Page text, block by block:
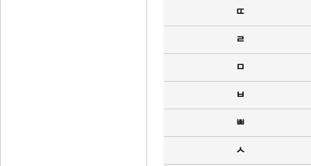
ㄸ
ㄹ
ㅁ
ㅂ
ㅃ
ㅅ